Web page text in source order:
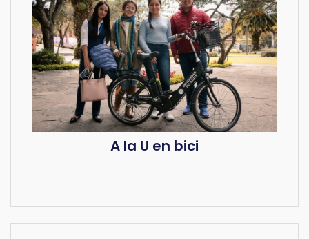
A la U en bici